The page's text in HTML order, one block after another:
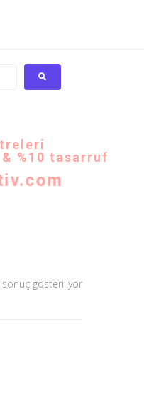
%10 tasarruf
gösteriliyor